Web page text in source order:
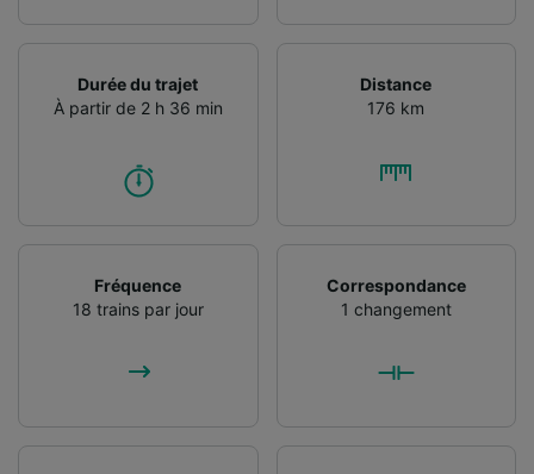
Durée du trajet
À partir de 2 h 36 min
Distance
176 km
Fréquence
18 trains par jour
Correspondance
1 changement